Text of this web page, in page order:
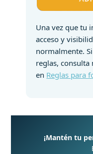
Una vez que tu
acceso y
normalmente.
reglas,
en Reglas para
¡Mantén tu